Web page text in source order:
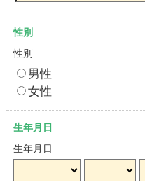
性別
性別
男性
女性
生年月日
生年月日